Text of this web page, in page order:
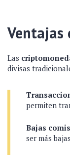
Ventajas
Las
divisas
permiten
Bajas
ser más